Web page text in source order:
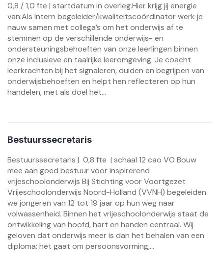
0,8 / 1,0 fte | startdatum in overleg.Hier krijg jij energie
van:Als Intern begeleider/kwaliteitscoördinator werk je
nauw samen met collega’s om het onderwijs af te
stemmen op de verschillende onderwijs- en
ondersteuningsbehoeften van onze leerlingen binnen
onze inclusieve en taalrijke leeromgeving. Je coacht
leerkrachten bij het signaleren, duiden en begrijpen van
onderwijsbehoeften en helpt hen reflecteren op hun
handelen, met als doel het...
Bestuurssecretaris
Bestuurssecretaris | 0,8 fte | schaal 12 cao VO Bouw
mee aan goed bestuur voor inspirerend
vrijeschoolonderwijs Bij Stichting voor Voortgezet
Vrijeschoolonderwijs Noord-Holland (VVNH) begeleiden
we jongeren van 12 tot 19 jaar op hun weg naar
volwassenheid. Binnen het vrijeschoolonderwijs staat de
ontwikkeling van hoofd, hart en handen centraal. Wij
geloven dat onderwijs meer is dan het behalen van een
diploma: het gaat om persoonsvorming,...